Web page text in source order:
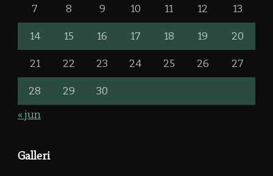
7 8 9 10 11 12 13
14 15 16 17 18 19 20
21 22 23 24 25 26 27
28 29
30
« jun
Galleri